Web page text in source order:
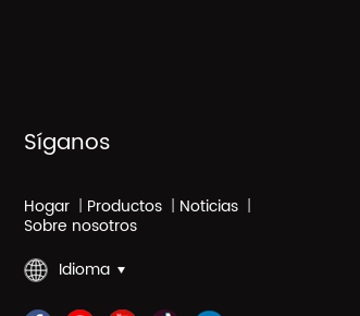
Síganos
Hogar | Productos | Noticias |
Sobre nosotros
Idioma